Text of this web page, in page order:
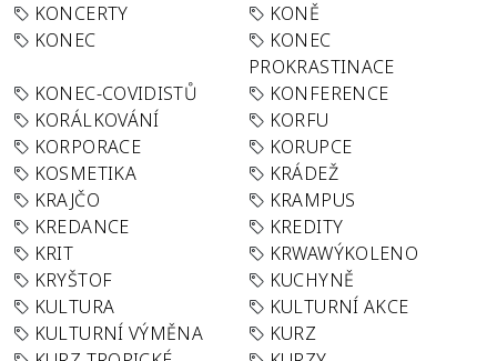
KONCERTY
KONĚ
KONEC
KONEC
PROKRASTINACE
KONEC-COVIDISTŮ
KONFERENCE
KORÁLKOVÁNÍ
KORFU
KORPORACE
KORUPCE
KOSMETIKA
KRÁDEŽ
KRAJČO
KRAMPUS
KREDANCE
KREDITY
KRIT
KRWAWÝKOLENO
KRYŠTOF
KUCHYNĚ
KULTURA
KULTURNÍ AKCE
KULTURNÍ VÝMĚNA
KURZ